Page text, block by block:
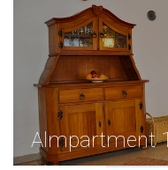
Almpartment